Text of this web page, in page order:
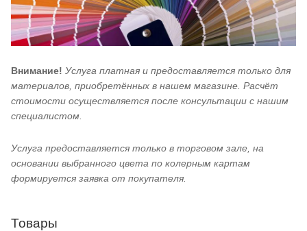
Внимание! Услуга платная и предоставляется только для
материалов, приобретённых в нашем магазине. Расчёт
стоимости осуществляется после консультации с нашим
специалистом.
Услуга предоставляется только в торговом зале, на
основании выбранного цвета по колерным картам
формируется заявка от покупателя.
Товары